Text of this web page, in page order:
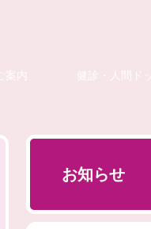
案内 健診・人間ド
お知らせ